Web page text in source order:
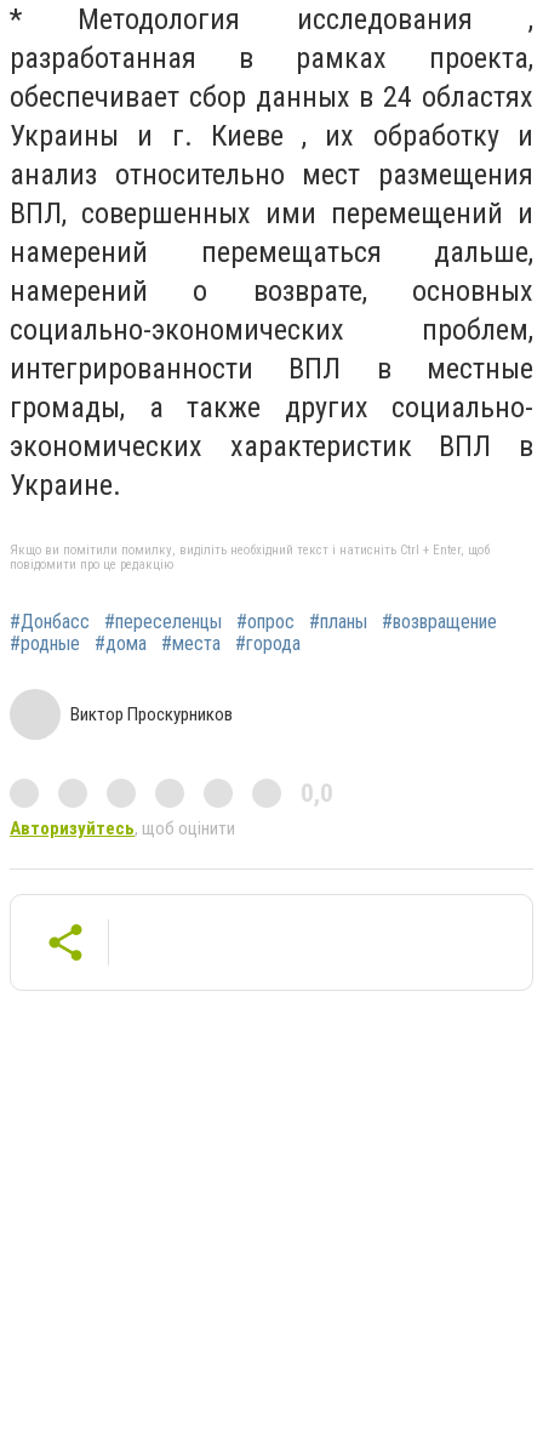
* Методология исследования ,
разработанная в рамках проекта,
обеспечивает сбор данных в 24 областях
Украины и г. Киеве , их обработку и
анализ относительно мест размещения
ВПЛ, совершенных ими перемещений и
намерений перемещаться дальше,
намерений о возврате, основных
социально-экономических проблем,
интегрированности ВПЛ в местные
громады, а также других социально-
экономических характеристик ВПЛ в
Украине.
Якщо ви помітили помилку, виділіть необхідний текст і натисніть Ctrl + Enter, щоб
повідомити про це редакцію
#Донбасс #переселенцы #опрос #планы
#возвращение
#родные
#дома #места #города
Виктор Проскурников
0,0
Авторизуйтесь, щоб оцінити